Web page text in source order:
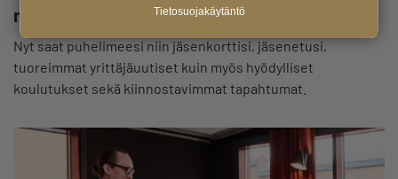
mukanasi!
Nyt saat puhelimeesi niin jäsenkorttisi, jäsenetusi,
tuoreimmat yrittäjäuutiset kuin myös hyödylliset
koulutukset sekä kiinnostavimmat tapahtumat.
Tietosuojakäytäntö